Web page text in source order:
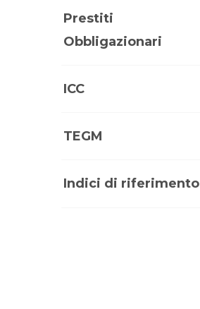
Prestiti
Obbligazionari
ICC
TEGM
Indici di riferimento